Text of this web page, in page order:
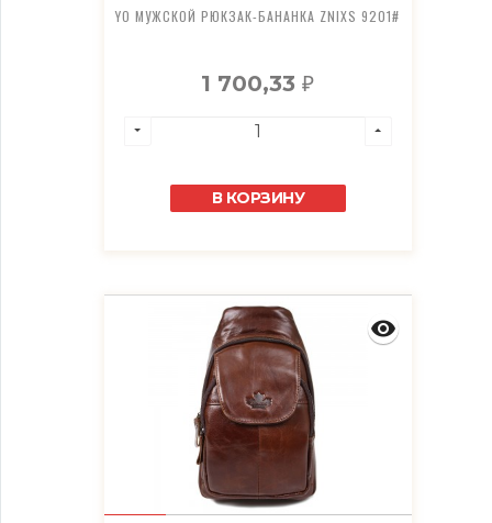
YO МУЖСКОЙ РЮКЗАК-БАНАНКА ZNIXS 9201#
1 700,33₽
В КОРЗИНУ